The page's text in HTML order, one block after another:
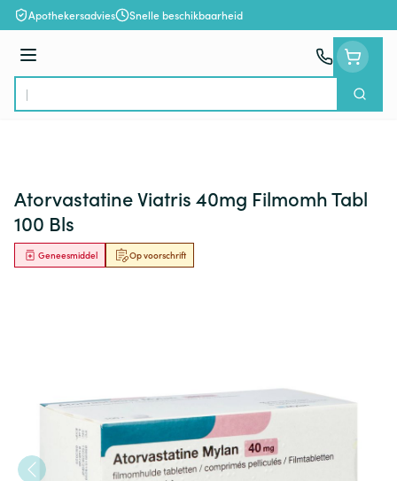
Ga naar de inhoud
Apothekersadvies Snelle beschikbaarheid
Menu
Product, merk, categorie...
Zoek
Atorvastatine Viatris 40mg Filmomh Tabl
100 Bls
Op voorschrift
Geneesmiddel